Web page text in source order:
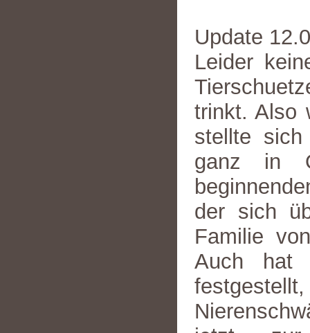
Update
Leider
trinkt. Also
stellte
ganz in
der sich
Familie
Auch hat